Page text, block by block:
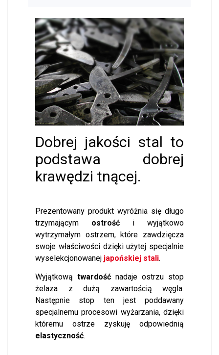
Dobrej jakości stal to
podstawa dobrej
krawędzi tnącej.
Prezentowany produkt wyróżnia się długo
trzymającym ostrość i wyjątkowo
wytrzymałym ostrzem, które zawdzięcza
swoje właściwości dzięki użytej specjalnie
wyselekcjonowanej japońskiej stali.
Wyjątkową twardość nadaje ostrzu stop
żelaza z dużą zawartością węgla.
Następnie stop ten jest poddawany
specjalnemu procesowi wyżarzania, dzięki
któremu ostrze zyskuję odpowiednią
elastyczność.